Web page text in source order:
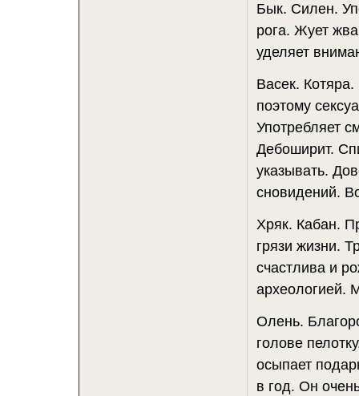
Бык. Силен.
рога. Жует
уделяет
Васек.
поэтому
Употребляет
Дебоширит.
указывать.
сновидений.
Хряк. Кабан.
грязи жизни.
счастлива и
археологией.
Олень.
голове
осыпает
в год. Он